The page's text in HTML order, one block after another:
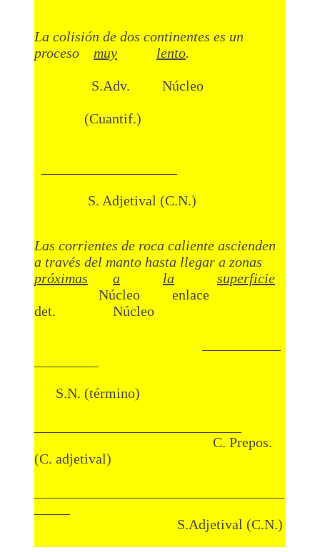
La colisión de dos continentes es un
proceso muy lento.
S.Adv. Núcleo
(Cuantif.)
S. Adjetival (C.N.)
Las corrientes de roca caliente ascienden
a través del manto hasta llegar a zonas
próximas
a la
superficie
Núcleo enlace
det. Núcleo
S.N. (término)
C. Prepos.
(C. adjetival)
S.Adjetival (C.N.)